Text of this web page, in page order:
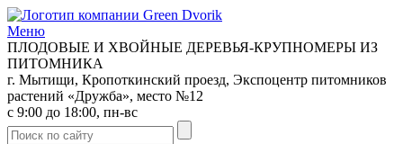
Меню
ПЛОДОВЫЕ И ХВОЙНЫЕ ДЕРЕВЬЯ-КРУПНОМЕРЫ ИЗ
ПИТОМНИКА
г. Мытищи, Кропоткинский проезд, Экспоцентр питомников
растений «Дружба», место №12
с 9:00 до 18:00, пн-вс